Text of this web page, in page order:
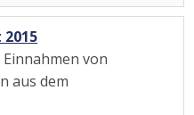
von
aus dem